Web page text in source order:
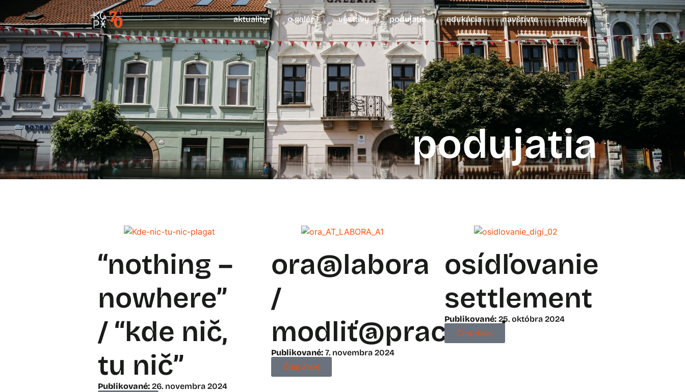
aktuality o galérii výstavy podujatie edukácia navštívte zbierky
podujatia
“nothing –
nowhere”
/ “kde nič,
tu nič”
Publikované: 26. novembra 2024
ora@labora
/
modliť@pracovať
Publikované: 7. novembra 2024
Čítaj ďalej
osídľovanie
settlement
Publikované: 25. októbra 2024
Čítaj ďalej